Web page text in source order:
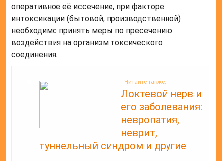
оперативное её иссечение, при факторе
интоксикации (бытовой, производственной)
необходимо принять меры по пресечению
воздействия на организм токсического
соединения.
Читайте также:
Локтевой нерв и
его заболевания:
невропатия,
неврит,
туннельный синдром и другие